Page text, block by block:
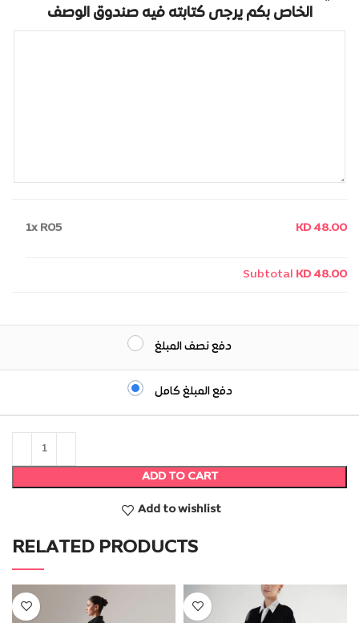
الخاص بكم يرجى كتابته فيه صندوق الوصف
1x R05 KD 48.00
Subtotal KD 48.00
دفع نصف المبلغ
دفع المبلغ كامل
ADD TO CART
Add to wishlist
RELATED PRODUCTS